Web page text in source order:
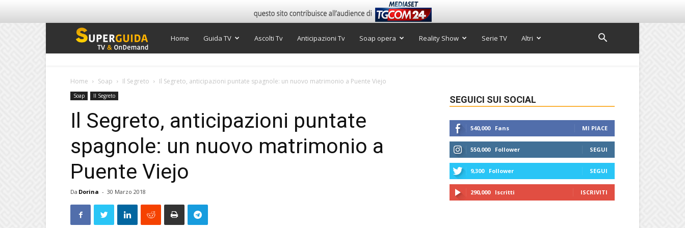
Super
Home Guida TV Ascolti Tv Anticipazioni Tv Soap opera Reality Show Serie TV Altri
Home Soap Il Segreto Il Segreto, anticipazioni puntate spagnole: un nuovo matrimonio a Puente Viejo
Soap Il Segreto
Il Segreto, anticipazioni puntate
spagnole: un nuovo matrimonio a
Puente Viejo
Da Dorina - 30 Marzo 2018
SEGUICI SUI SOCIAL
540,000 Fans MI PIACE
550,000 Follower SEGUI
9,300 Follower SEGUI
290,000 Iscritti ISCRIVITI